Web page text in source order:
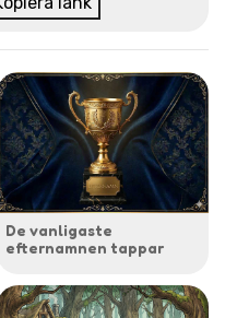
De vanligaste
efternamnen tappar